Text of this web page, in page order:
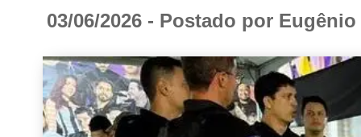
03/06/2026 - Postado por Eugênio